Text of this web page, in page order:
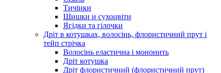
Тичінки
Шишки и сухоцвіти
Ягідки та гілочки
Дріт в котушках, волосінь, флористичний прут і
тейп стрічка
Волосінь еластична і мононить
Дріт котушка
Дріт флористичний (флористичний прут)